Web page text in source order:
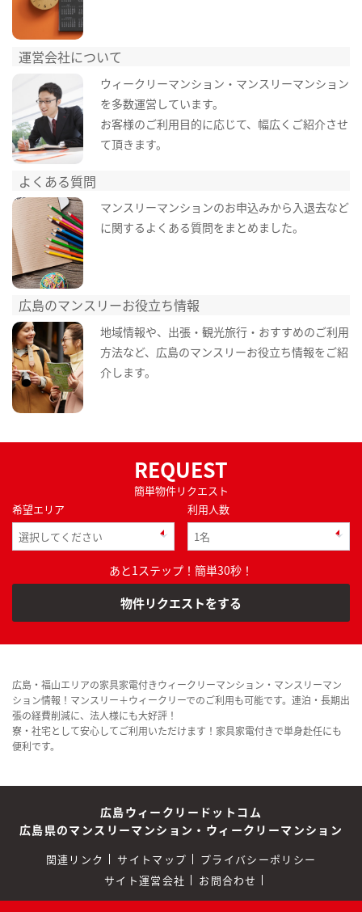
運営会社について
ウィークリーマンション・マンスリーマンション
を多数運営しています。
お客様のご利用目的に応じて、幅広くご紹介させ
て頂きます。
よくある質問
マンスリーマンションのお申込みから入退去など
に関するよくある質問をまとめました。
広島のマンスリーお役立ち情報
地域情報や、出張・観光旅行・おすすめのご利用
方法など、広島のマンスリーお役立ち情報をご紹
介します。
REQUEST
簡単物件リクエスト
希望エリア
利用人数
あと1ステップ！簡単30秒！
物件リクエストをする
広島・福山エリアの家具家電付きウィークリーマンション・マンスリーマン
ション情報！マンスリー＋ウィークリーでのご利用も可能です。連泊・長期出
張の経費削減に、法人様にも大好評！
寮・社宅として安心してご利用いただけます！家具家電付きで単身赴任にも
便利です。
広島ウィークリードットコム
広島県のマンスリーマンション・ウィークリーマンション
関連リンク サイトマップ
プライバシーポリシー
サイト運営会社
お問合わせ